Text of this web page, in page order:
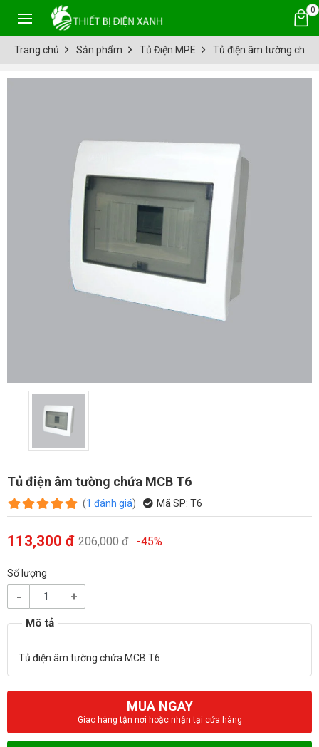
0
Trang chủ Sản phẩm Tủ Điện MPE Tủ điện âm tường chứa
Tủ điện âm tường chứa MCB T6
(1 đánh giá) Mã SP: T6
113,300 đ 206,000 đ -45%
Số lượng
- +
MUA NGAY
Giao hàng tận nơi hoặc nhận tại cửa hàng